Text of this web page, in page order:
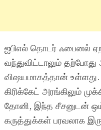
ஐபிஎல் தொடர் ஃபைனல்
வந்துவிட்டாலும்
விஷயமாகத்தான் உள்ளது.
கிரிக்கேட் அரங்கிலும்
தோனி, இந்த சீசனுடன்
கருத்துக்கள் பரவலாக